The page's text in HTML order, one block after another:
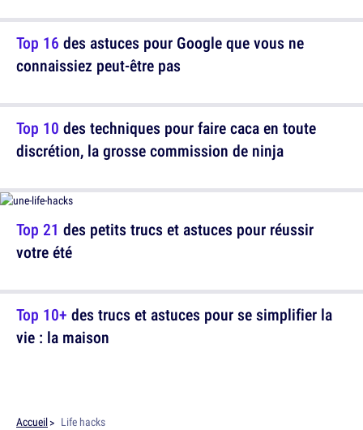
Top 16 des astuces pour Google que vous ne
connaissiez peut-être pas
Top 21 des petits trucs et astuces pour réussir
votre été
Top 10 des techniques pour faire caca en toute
discrétion, la grosse commission de ninja
Top 10+ des trucs et astuces pour se simplifier la
vie : la maison
Accueil Life hacks